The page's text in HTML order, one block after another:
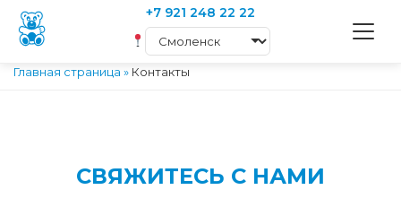
+7 921 248 22 22
Главная страница » Контакты
СВЯЖИТЕСЬ С НАМИ